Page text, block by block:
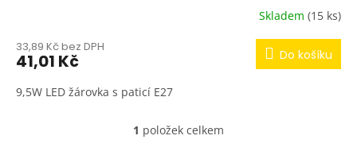
Skladem (15 ks)
33,89 Kč bez DPH
41,01 Kč Do košíku
9,5W LED žárovka s paticí E27
O
1 položek celkem